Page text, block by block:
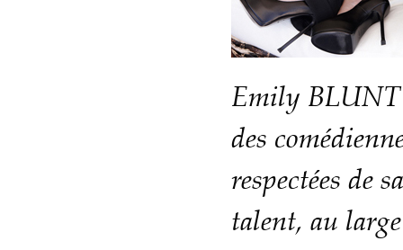
Emily BLUNT
des
respectées de
talent, au